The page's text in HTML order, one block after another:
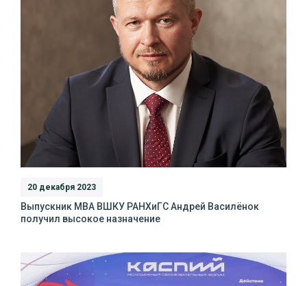
20 декабря 2023
Выпускник МВА ВШКУ РАНХиГС Андрей Василёнок
получил высокое назначение